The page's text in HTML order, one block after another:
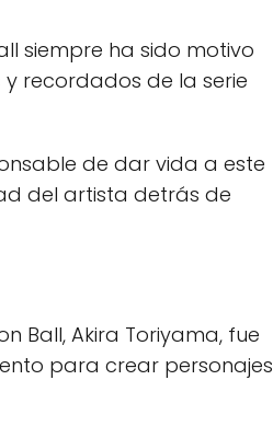
siempre ha sido motivo
recordados de la serie
de dar vida a este
del artista detrás de
Ball, Akira Toriyama, fue
para crear personajes